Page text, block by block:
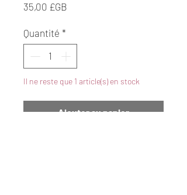
35,00 £GB
Quantité *
Il ne reste que 1 article(s) en stock
Ajouter au panier